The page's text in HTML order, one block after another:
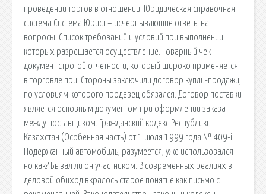
проведении торгов в отношении. Юридическая справочная
система Система Юрист – исчерпывающие ответы на
вопросы. Список требований и условий при выполнении
которых разрешается осуществление. Товарный чек –
документ строгой отчетности, который широко применяется
в торговле при. Стороны заключили договор купли-продажи,
по условиям которого продавец обязался. Договор поставки
является основным документом при оформлении заказа
между поставщиком. Гражданский кодекс Республики
Казахстан (Особенная часть) от 1 июля 1999 года № 409-i.
Подержанный автомобиль, разумеется, уже использовался –
но как? Бывал ли он участником. В современных реалиях в
деловой обиход вкралось старое понятие как письмо с